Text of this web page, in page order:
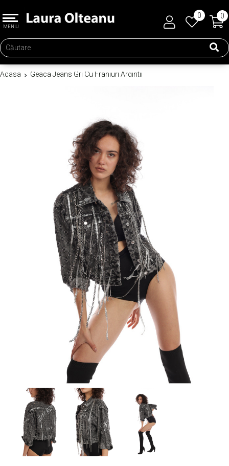
MENIU
0 0
Acasa Geaca Jeans Gri Cu Franjuri Argintii